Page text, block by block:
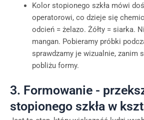
Kolor stopionego szkła mówi
operatorowi, co dzieje się
odcień = żelazo. Żółty = siarka.
mangan. Pobieramy próbki
sprawdzamy je wizualnie, zanim
pobliżu formy.
3. Formowanie -
stopionego szkła w